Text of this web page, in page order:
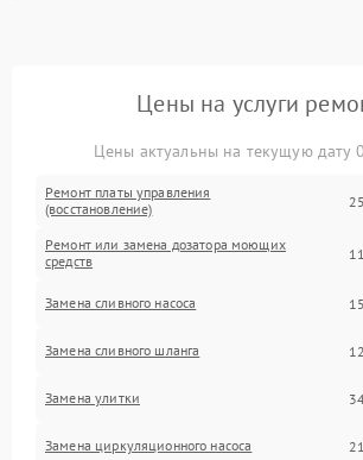
Цены на услуги
Цены актуальны на текущую дату
Ремонт платы управления
(восстановление)
Ремонт или замена дозатора моющих
средств
Замена сливного насоса
Замена сливного шланга
Замена улитки
Замена циркуляционного насоса